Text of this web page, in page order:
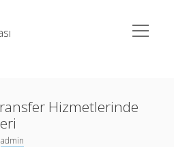
menüyü
aç
Hizmetlerinde
admin